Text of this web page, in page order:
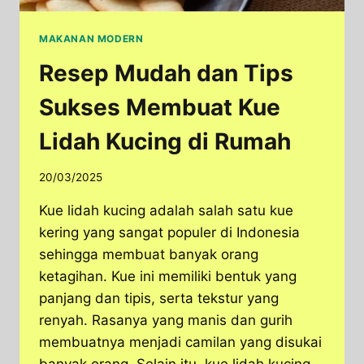
MAKANAN MODERN
Resep Mudah dan Tips
Sukses Membuat Kue
Lidah Kucing di Rumah
20/03/2025
Kue lidah kucing adalah salah satu kue
kering yang sangat populer di Indonesia
sehingga membuat banyak orang
ketagihan. Kue ini memiliki bentuk yang
panjang dan tipis, serta tekstur yang
renyah. Rasanya yang manis dan gurih
membuatnya menjadi camilan yang disukai